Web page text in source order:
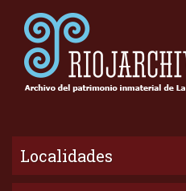
Localidades